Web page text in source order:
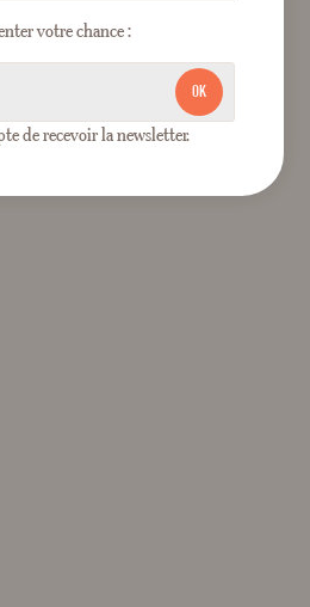
votre chance :
OK
de recevoir la newsletter.